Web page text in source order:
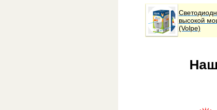
высокой
(Volpe)